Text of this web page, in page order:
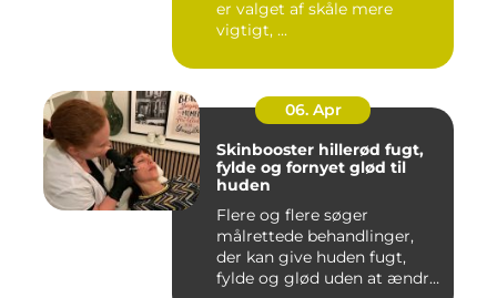
er valget af skåle mere
vigtigt, ...
06. Apr
Skinbooster hillerød fugt,
fylde og fornyet glød til
huden
Flere og flere søger
målrettede behandlinger,
der kan give huden fugt,
fylde og glød uden at ændre